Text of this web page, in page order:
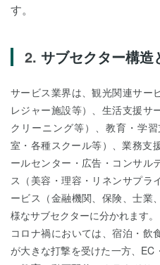
す。
サブセクター構造
サービス業界は、観光関連サー
レジャー施設等）、生活支援サ
クリーニング等）、教育・学
室・各種スクール等）、業務支
ールセンター・広告・コンサル
ス（美容・理容・リネンサプラ
ービス（金融機関、保険、士業
様なサブセクターに分かれます。
コロナ禍においては、宿泊・飲
が大きな打撃を受けた一方、EC